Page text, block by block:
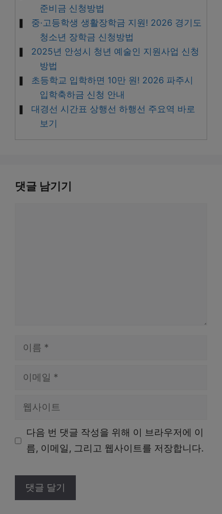
준비금 신청방법
중·고등학생 생활장학금 지원! 2026 경기도
청소년 장학금 신청방법
2025년 안성시 청년 예술인 지원사업 신청
방법
초등학교 입학하면 10만 원! 2026 파주시
입학축하금 신청 안내
대경선 시간표 상행선 하행선 주요역 바로
보기
댓글 남기기
일
다음 번 댓글 작성을 위해 이 브라우저에 이
름, 이메일, 그리고 웹사이트를 저장합니다.